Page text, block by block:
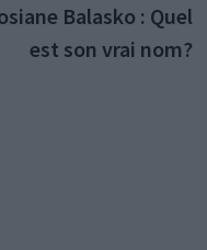
:
Balasko : Quel
est son vrai nom?